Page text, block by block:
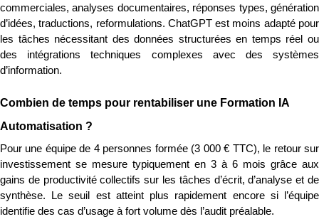
commerciales, analyses documentaires, réponses types, génération
d’idées, traductions, reformulations. ChatGPT est moins adapté pour
les tâches nécessitant des données structurées en temps réel ou
des intégrations techniques complexes avec des systèmes
d’information.
Combien de temps pour rentabiliser une Formation IA
Automatisation ?
Pour une équipe de 4 personnes formée (3 000 € TTC), le retour sur
investissement se mesure typiquement en 3 à 6 mois grâce aux
gains de productivité collectifs sur les tâches d’écrit, d’analyse et de
synthèse. Le seuil est atteint plus rapidement encore si l’équipe
identifie des cas d’usage à fort volume dès l’audit préalable.